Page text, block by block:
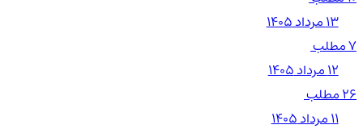
۱۳ مرداد ۱۴۰۵
7 مطلب
۱۲ مرداد ۱۴۰۵
26 مطلب
۱۱ مرداد ۱۴۰۵